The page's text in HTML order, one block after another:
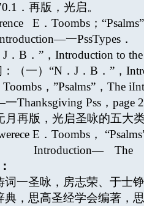
．再版，光启。
E．Toombs；“Psalms”
一PssTypes．
B．”，Introduction to the
一）“N．J．B．”，
，”Psalms”，The
Thanksgiving Pss，
月再版，光启圣咏的五大
E．Toombs， “Psalms”
Introduction— The “I”
词一圣咏，房志荣、于士
典，思高圣经学会编著，